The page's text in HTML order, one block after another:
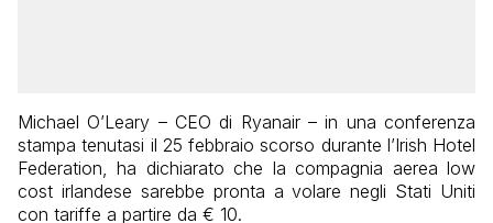
Michael O’Leary – CEO di Ryanair – in una conferenza
stampa tenutasi il 25 febbraio scorso durante l’Irish Hotel
Federation, ha dichiarato che la compagnia aerea low
cost irlandese sarebbe pronta a volare negli Stati Uniti
con tariffe a partire da € 10.